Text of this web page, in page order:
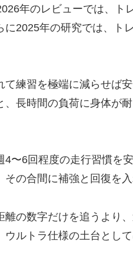
年のレビューでは、ト
に2025年の研究では、ト
て練習を極端に減らせば
、長時間の負荷に身体が
4〜6回程度の走行習慣を
の合間に補強と回復を
離の数字だけを追うより
ウルトラ仕様の土台とし